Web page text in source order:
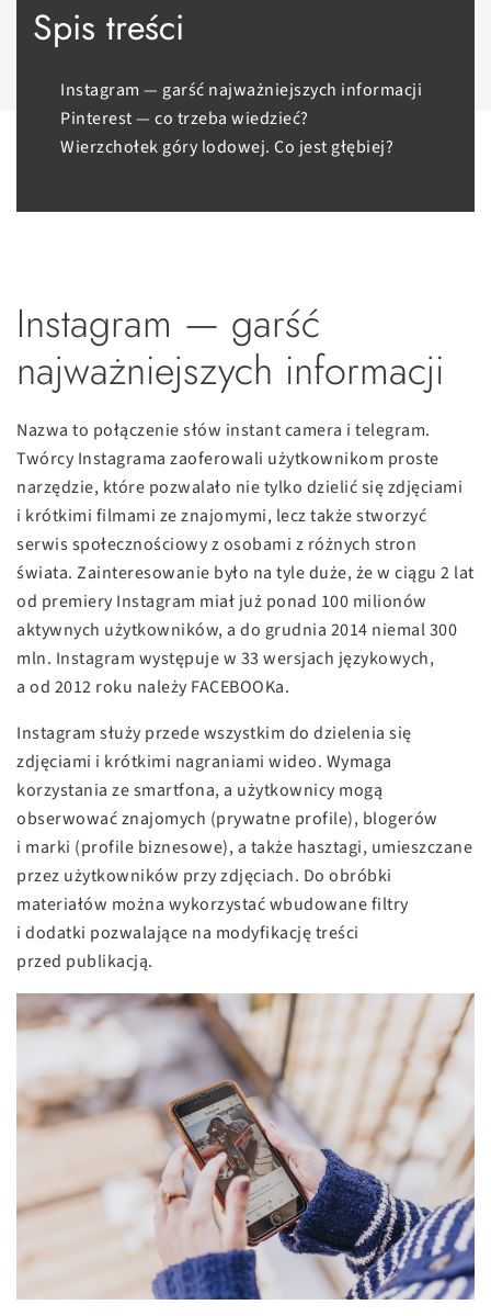
Spis treści
Instagram — garść najważniejszych informacji
Pinterest — co trzeba wiedzieć?
Wierzchołek góry lodowej. Co jest głębiej?
Instagram — garść
najważniejszych informacji
Nazwa to połączenie słów instant camera i telegram.
Twórcy Instagrama zaoferowali użytkownikom proste
narzędzie, które pozwalało nie tylko dzielić się zdjęciami
i krótkimi filmami ze znajomymi, lecz także stworzyć
serwis społecznościowy z osobami z różnych stron
świata. Zainteresowanie było na tyle duże, że w ciągu 2 lat
od premiery Instagram miał już ponad 100 milionów
aktywnych użytkowników, a do grudnia 2014 niemal 300
mln. Instagram występuje w 33 wersjach językowych,
a od 2012 roku należy FACEBOOKa.
Instagram służy przede wszystkim do dzielenia się
zdjęciami i krótkimi nagraniami wideo. Wymaga
korzystania ze smartfona, a użytkownicy mogą
obserwować znajomych (prywatne profile), blogerów
i marki (profile biznesowe), a także hasztagi, umieszczane
przez użytkowników przy zdjęciach. Do obróbki
materiałów można wykorzystać wbudowane filtry
i dodatki pozwalające na modyfikację treści
przed publikacją.